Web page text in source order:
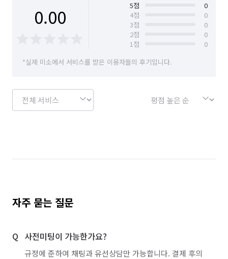
0.00 5점
0
4점
0
3점
0
2점
0
1점
0
*실제 미소에서 서비스를 받은 이용자들의 후기입니다.
자주 묻는 질문
사전미팅이 가능한가요?
규정에 준하여 채팅과 유선상담만 가능합니다. 결제 후의